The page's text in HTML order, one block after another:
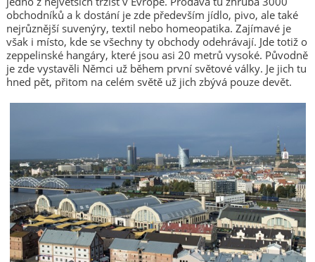
obchodníků a k dostání je zde především jídlo, pivo, ale také
nejrůznější suvenýry, textil nebo homeopatika. Zajímavé je
však i místo, kde se všechny ty obchody odehrávají. Jde totiž o
zeppelinské hangáry, které jsou asi 20 metrů vysoké. Původně
je zde vystavěli Němci už během první světové války. Je jich tu
hned pět, přitom na celém světě už jich zbývá pouze devět.